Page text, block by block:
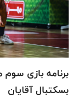
برنامه بازی
بسکتبال آقایان